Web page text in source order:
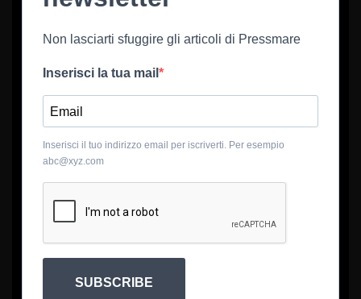
Non lasciarti sfuggire gli articoli di Pressmare
Inserisci la tua mail
Inserisci il tuo indirizzo email per iscriverti. Per esempio
abc@xyz.com
SUBSCRIBE